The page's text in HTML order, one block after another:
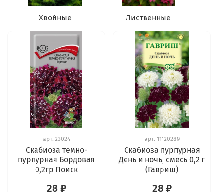
Хвойные Лиственные
арт. 23024
Скабиоза темно-
пурпурная Бордовая
0,2гр Поиск
28 ₽
арт. 11120289
Скабиоза пурпурная
День и ночь, смесь 0,2 г
(Гавриш)
28 ₽